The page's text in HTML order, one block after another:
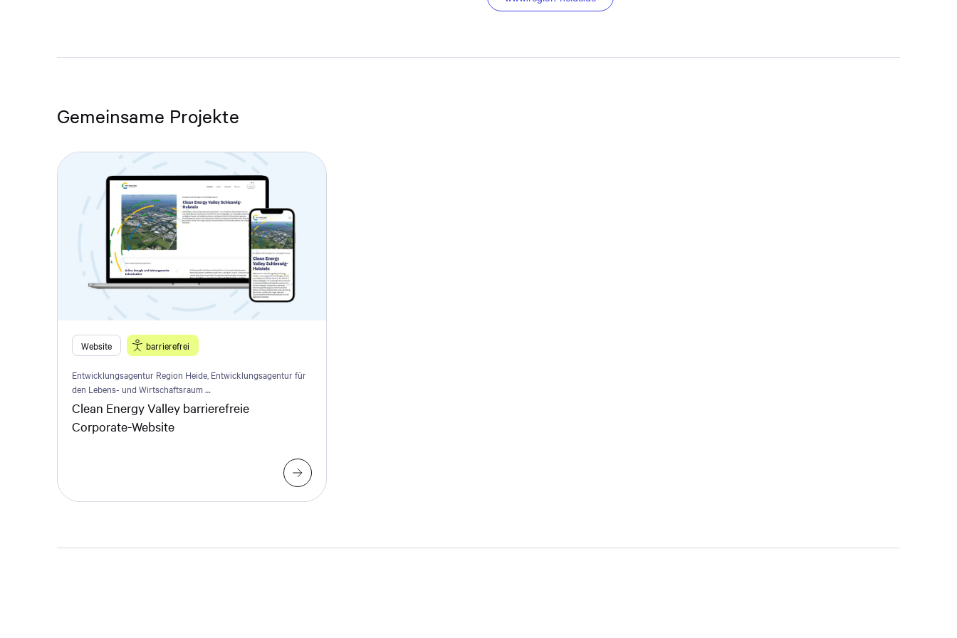
Gemeinsame Projekte
Website barrierefrei
Entwicklungsagentur Region Heide, Entwicklungsagentur für
den Lebens- und Wirtschaftsraum …
Clean Energy Valley barrierefreie
Corporate-Website